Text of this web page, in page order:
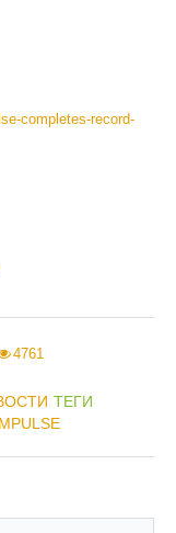
completes-record-
4761
ТЕГИ